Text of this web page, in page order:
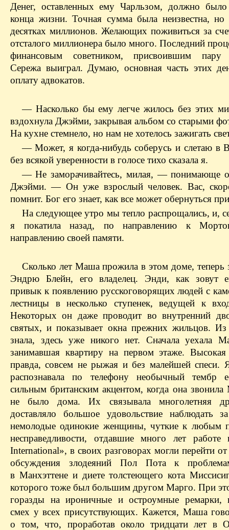
Денег, оставленных ему Чарльзом, должно
конца жизни. Точная сумма была неизвестна,
десятках миллионов. Желающих поживиться за
отсталого миллионера было много. Последний
финансовым советником, присвоившим пару
Сережа выиграл. Думаю, основная часть этих
оплату адвокатов.
— Насколько бы ему легче жилось без этих
вздохнула Джэйми, закрывая альбом со старыми
На кухне стемнело, но нам не хотелось зажигать
— Может, я когда-нибудь соберусь и слетаю в
без всякой уверенности в голосе тихо сказала я.
— Не заморачивайтесь, милая, — понимающе
Джэйми. — Он уже взрослый человек. Вас,
помнит. Бог его знает, как все может обернуться
На следующее утро мы тепло распрощались, и,
я покатила назад, по направлению к
направлению своей памяти.
Сколько лет Маша прожила в этом доме, теперь
Эндрю Блейн, его владелец. Энди, как зовут
привык к появлению русскоговорящих людей с
лестницы в несколько ступенек, ведущей к
Некоторых он даже проводит во внутренний
святых, и показывает окна прежних жильцов.
знала, здесь уже никого нет. Сначала уехала
занимавшая квартиру на первом этаже. Высокая
правда, совсем не рыжая и без малейшей спеси.
распознавала по телефону необычный тембр
сильным британским акцентом, когда она
не было дома. Их связывала многолетняя
доставляло большое удовольствие наблюдать
немолодыеодинокие женщины, чуткие к любым
несправедливости, отдавшие много лет
International», в своих разговорах могли перейти
обсуждения злодеяний Пол Пота к
в Манхэттене и диете толстеющего кота
которого тоже был большим другом Марго. При
горазды на ироничные и остроумные ремарки,
смех у всех присутствующих. Кажется, Маша
о том, что, проработав около тридцати лет